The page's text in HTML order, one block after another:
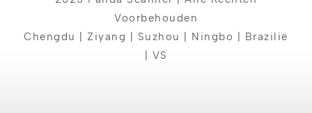
Voorbehouden
Chengdu | Ziyang | Suzhou | Ningbo | Brazilië
| VS